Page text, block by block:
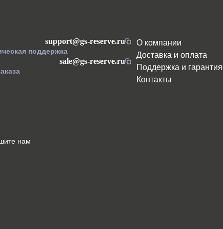
support@gs-reserve.ru
поддержка
sale@gs-reserve.ru
О компании
Доставка и оплата
Поддержка и гарантия
Контакты
нам